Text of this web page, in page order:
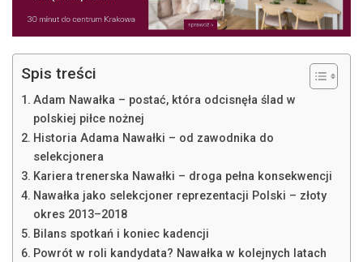
Spis treści
Adam Nawałka – postać, która odcisnęła ślad w
polskiej piłce nożnej
Historia Adama Nawałki – od zawodnika do
selekcjonera
Kariera trenerska Nawałki – droga pełna konsekwencji
Nawałka jako selekcjoner reprezentacji Polski – złoty
okres 2013–2018
Bilans spotkań i koniec kadencji
Powrót w roli kandydata? Nawałka w kolejnych latach